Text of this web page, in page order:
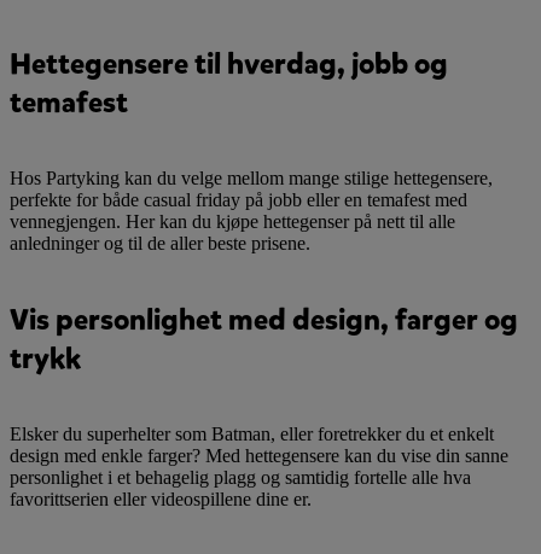
Hettegensere til hverdag, jobb og
temafest
Hos Partyking kan du velge mellom mange stilige hettegensere,
perfekte for både casual friday på jobb eller en temafest med
vennegjengen. Her kan du kjøpe hettegenser på nett til alle
anledninger og til de aller beste prisene.
Vis personlighet med design, farger og
trykk
Elsker du superhelter som Batman, eller foretrekker du et enkelt
design med enkle farger? Med hettegensere kan du vise din sanne
personlighet i et behagelig plagg og samtidig fortelle alle hva
favorittserien eller videospillene dine er.